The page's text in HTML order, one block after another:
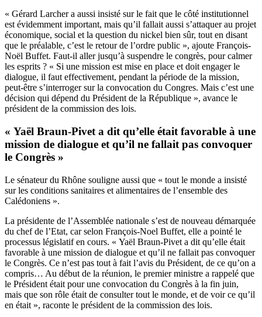
« Gérard Larcher a aussi insisté sur le fait que le côté institutionnel
est évidemment important, mais qu’il fallait aussi s’attaquer au projet
économique, social et la question du nickel bien sûr, tout en disant
que le préalable, c’est le retour de l’ordre public », ajoute François-
Noël Buffet. Faut-il aller jusqu’à suspendre le congrès, pour calmer
les esprits ? « Si une mission est mise en place et doit engager le
dialogue, il faut effectivement, pendant la période de la mission,
peut-être s’interroger sur la convocation du Congres. Mais c’est une
décision qui dépend du Président de la République », avance le
président de la commission des lois.
« Yaël Braun-Pivet a dit qu’elle était favorable à une
mission de dialogue et qu’il ne fallait pas convoquer
le Congrès »
Le sénateur du Rhône souligne aussi que « tout le monde a insisté
sur les conditions sanitaires et alimentaires de l’ensemble des
Calédoniens ».
La présidente de l’Assemblée nationale s’est de nouveau démarquée
du chef de l’Etat, car selon François-Noel Buffet, elle a pointé le
processus législatif en cours. « Yaël Braun-Pivet a dit qu’elle était
favorable à une mission de dialogue et qu’il ne fallait pas convoquer
le Congrès. Ce n’est pas tout à fait l’avis du Président, de ce qu’on a
compris… Au début de la réunion, le premier ministre a rappelé que
le Président était pour une convocation du Congrès à la fin juin,
mais que son rôle était de consulter tout le monde, et de voir ce qu’il
en était », raconte le président de la commission des lois.